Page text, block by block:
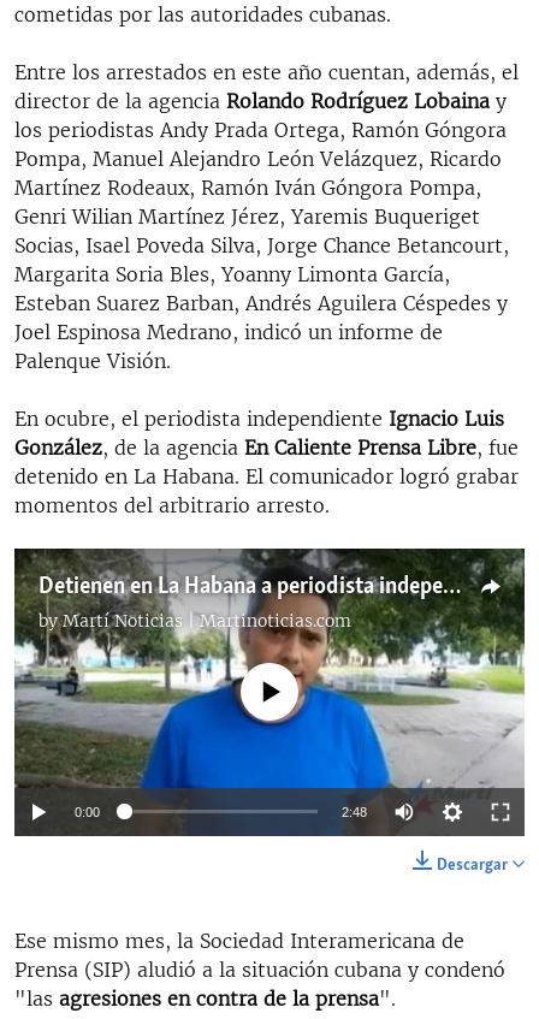
cometidas por las autoridades cubanas.
Entre los arrestados en este año cuentan, además, el
director de la agencia Rolando Rodríguez Lobaina y
los periodistas Andy Prada Ortega, Ramón Góngora
Pompa, Manuel Alejandro León Velázquez, Ricardo
Martínez Rodeaux, Ramón Iván Góngora Pompa,
Genri Wilian Martínez Jérez, Yaremis Buqueriget
Socias, Isael Poveda Silva, Jorge Chance Betancourt,
Margarita Soria Bles, Yoanny Limonta García,
Esteban Suarez Barban, Andrés Aguilera Céspedes y
Joel Espinosa Medrano, indicó un informe de
Palenque Visión.
En ocubre, el periodista independiente Ignacio Luis
González, de la agencia En Caliente Prensa Libre, fue
detenido en La Habana. El comunicador logró grabar
momentos del arbitrario arresto.
Detienen en La Habana a periodista independiente en medio de un reportaje
byMartí Noticias | Martinoticias.com
Auto 144p 270p 360p
480p
No media source currently available
0:00 2:48
144p
360p
480p
Descargar
Ese mismo mes, la Sociedad Interamericana de
Prensa (SIP) aludió a la situación cubana y condenó
"las agresiones en contra de la prensa".